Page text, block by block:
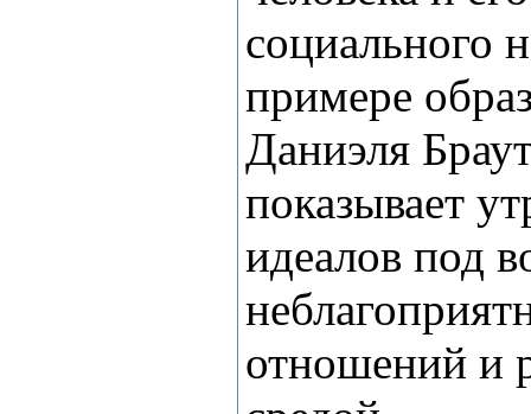
социального
примере
Даниэля
показывает
идеалов под
отношений и